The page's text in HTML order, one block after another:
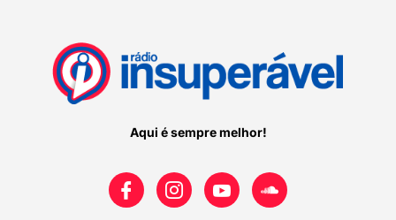
Aqui é sempre melhor!